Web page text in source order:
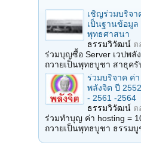
เชิญร่วมบริจา
เป็นฐานข้อมูล
พุทธศาสนา
ธรรมวิวัฒน์ ต
ร่วมบุญซื้อ Server เวปพลั
ถวายเป็นพุทธบูชา สาธุค
ร่วมบริจาค ค่า
พลังจิต ปี
- 2561 -2564
ธรรมวิวัฒน์ ต
ร่วมทำบุญ ค่า hosting =
ถวายเป็นพุทธบูชา ธรรม